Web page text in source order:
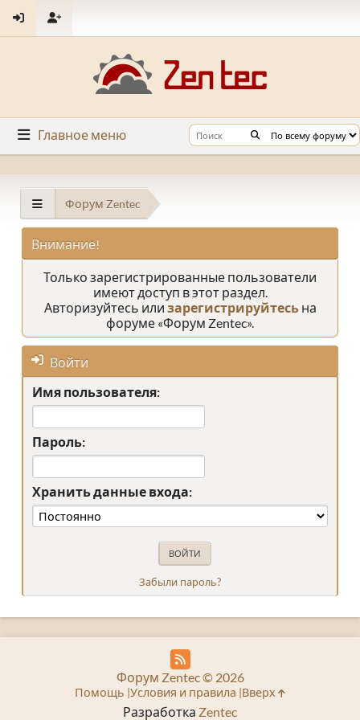
Главное меню
Форум Zentec
Внимание!
Только зарегистрированные пользователи
имеют доступ в этот раздел.
Авторизуйтесь или зарегистрируйтесьна
форуме «Форум Zentec».
Войти
Имя пользователя:
Пароль:
Хранить данные входа:
Забыли пароль?
Разработка Zentec
Форум Zentec © 2026
Помощь Условия и правила Вверх